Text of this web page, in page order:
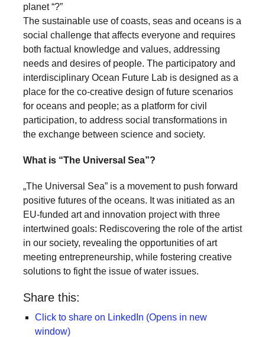
planet “?”
The sustainable use of coasts, seas and oceans is a
social challenge that affects everyone and requires
both factual knowledge and values, addressing
needs and desires of people. The participatory and
interdisciplinary Ocean Future Lab is designed as a
place for the co-creative design of future scenarios
for oceans and people; as a platform for civil
participation, to address social transformations in
the exchange between science and society.
What is “The Universal Sea”?
„The Universal Sea” is a movement to push forward
positive futures of the oceans. It was initiated as an
EU-funded art and innovation project with three
intertwined goals: Rediscovering the role of the artist
in our society, revealing the opportunities of art
meeting entrepreneurship, while fostering creative
solutions to fight the issue of water issues.
Share this:
Click to share on LinkedIn (Opens in new
window)